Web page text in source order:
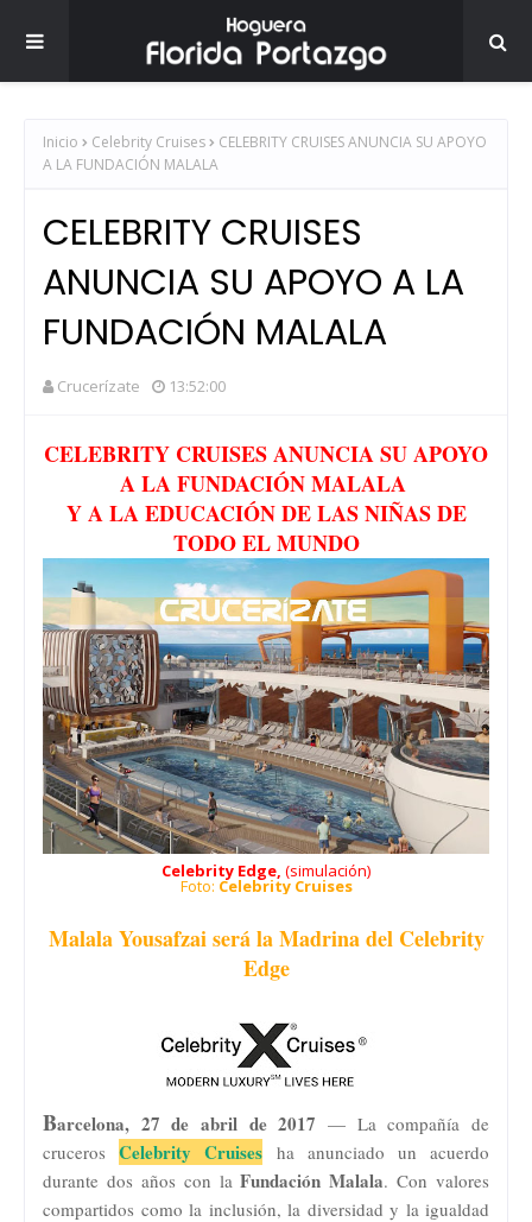
Inicio Celebrity Cruises
CELEBRITY CRUISES ANUNCIA SU APOYO
A LA FUNDACIÓN MALALA
CELEBRITY CRUISES
ANUNCIA SU APOYO A LA
FUNDACIÓN MALALA
Crucerízate 13:52:00
CELEBRITY CRUISES ANUNCIA SU APOYO
A LA FUNDACIÓN MALALA
Y A LA EDUCACIÓN DE LAS NIÑAS DE
TODO EL MUNDO
Celebrity Edge, (simulación)
Foto: Celebrity Cruises
Malala Yousafzai será la Madrina del Celebrity
Edge
Barcelona, 27 de abril de 2017 — La compañía de
crucerosCelebrity Cruises ha anunciado un acuerdo
durante dos años con laFundación Malala. Con valores
compartidos como la inclusión, la diversidad y la igualdad